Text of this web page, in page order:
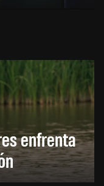
enfrenta